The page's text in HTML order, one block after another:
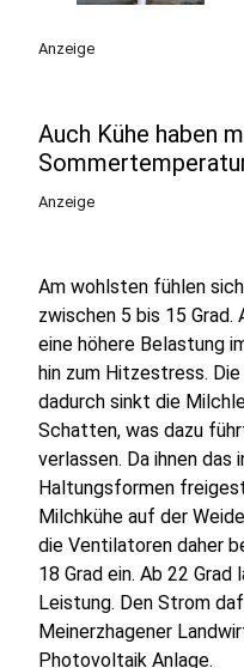
Anzeige
Auch Kühe haben
Anzeige
Am wohlsten fühlen
zwischen 5 bis 15
eine höhere Belastung
hin zum Hitzestress.
dadurch sinkt die
Schatten, was dazu
verlassen. Da ihnen das
Haltungsformen
Milchkühe auf der
die Ventilatoren daher
18 Grad ein. Ab 22
Leistung. Den Strom
Meinerzhagener
Photovoltaik Anlage.